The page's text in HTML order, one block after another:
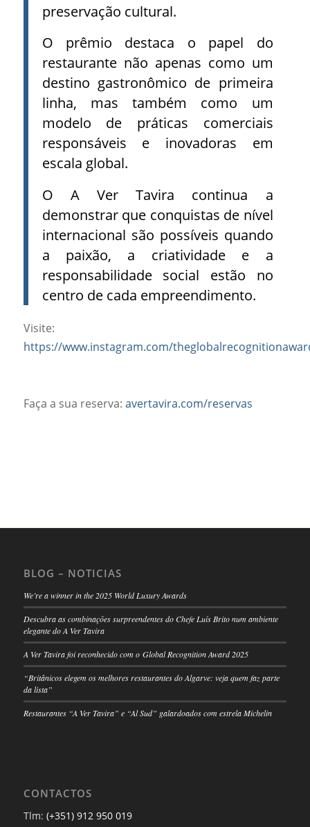
preservação cultural.
O prêmio destaca o papel do
restaurante não apenas como um
destino gastronômico de primeira
linha, mas também como um
modelo de práticas comerciais
responsáveis ​​e inovadoras em
escala global.
O A Ver Tavira continua a
demonstrar que conquistas de nível
internacional são possíveis quando
a paixão, a criatividade e a
responsabilidade social estão no
centro de cada empreendimento.
Visite:
https://www.instagram.com/
Faça a sua reserva: avertavira.com/reservas
BLOG – NOTICIAS
We’re a winner in the 2025 World Luxury Awards
Descubra as combinações surpreendentes do Chefe Luís Brito num ambiente
elegante do A Ver Tavira
A Ver Tavira foi reconhecido com o Global Recognition Award 2025
“Britânicos elegem os melhores restaurantes do Algarve: veja quem faz parte
da lista”
Restaurantes “A Ver Tavira” e “Al Sud” galardoados com estrela Michelin
CONTACTOS
Tlm: (+351) 912 950 019